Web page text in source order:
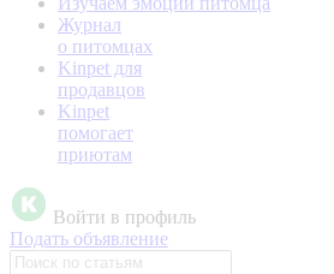
Журнал
о питомцах
Kinpet для
продавцов
Kinpet
помогает
приютам
Войти в профиль
Подать объявление